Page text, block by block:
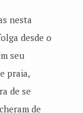
nesta
desde o
seu
praia,
de se
de